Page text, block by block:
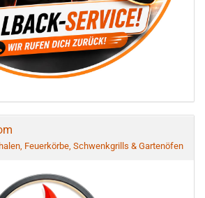
Feuerkörbe, Schwenkgrills & Gartenöfen